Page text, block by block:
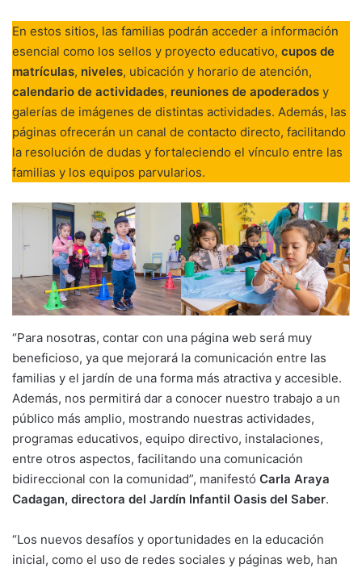
En estos sitios, las familias podrán acceder a información
esencial como los sellos y proyecto educativo, cupos de
matrículas, niveles, ubicación y horario de atención,
calendario de actividades, reuniones de apoderados y
galerías de imágenes de distintas actividades. Además, las
páginas ofrecerán un canal de contacto directo, facilitando
la resolución de dudas y fortaleciendo el vínculo entre las
familias y los equipos parvularios.
“Para nosotras, contar con una página web será muy
beneficioso, ya que mejorará la comunicación entre las
familias y el jardín de una forma más atractiva y accesible.
Además, nos permitirá dar a conocer nuestro trabajo a un
público más amplio, mostrando nuestras actividades,
programas educativos, equipo directivo, instalaciones,
entre otros aspectos, facilitando una comunicación
bidireccional con la comunidad”, manifestó Carla Araya
Cadagan, directora del Jardín Infantil Oasis del Saber.
“Los nuevos desafíos y oportunidades en la educación
inicial, como el uso de redes sociales y páginas web, han